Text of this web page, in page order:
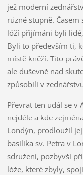
jež moderní
různé stupně. Časem
lóží přijímáni byli
Byli to především ti,
místě kněží. Tito
ale duševně nad
způsobili v
Převrat ten udál se v
nejdéle a kde
Londýn, prodloužil
basilika sv. Petra v
sdružení, pozbyvši
lóže, které zbyly,